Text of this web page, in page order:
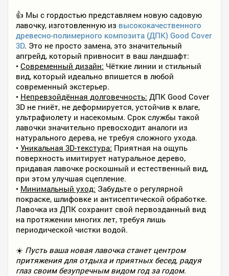
ПОЛЕЗНОЕ
👍 Мы с гордостью представляем новую садовую
лавочку, изготовленную из высококачественного
древесно-полимерного композита (ДПК) Good Cover
3D. Это не просто замена, это значительный
апгрейд, который привносит в ваш ландшафт:
• Современный дизайн: Чёткие линии и стильный
вид, который идеально впишется в любой
современный экстерьер.
• Непревзойдённая долговечность: ДПК Good Cover
3D не гниёт, не деформируется, устойчив к влаге,
ультрафиолету и насекомым. Срок службы такой
лавочки значительно превосходит аналоги из
натурального дерева, не требуя сложного ухода.
• Уникальная 3D-текстура: Приятная на ощупь
поверхность имитирует натуральное дерево,
придавая лавочке роскошный и естественный вид,
при этом улучшая сцепление.
• Минимальный уход: Забудьте о регулярной
покраске, шлифовке и антисептической обработке.
Лавочка из ДПК сохранит свой первозданный вид
на протяжении многих лет, требуя лишь
периодической чистки водой.
☀️ Пусть ваша новая лавочка станет центром
притяжения для отдыха и приятных бесед, радуя
глаз своим безупречным видом год за годом.